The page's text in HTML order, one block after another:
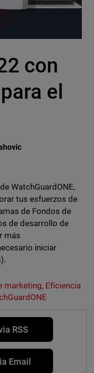
con
el
Reddit
WatchGuardONE,
tus esfuerzos de
de Fondos de
de desarrollo de
más
iniciar
marketing, Eficiencia
RSS
Email